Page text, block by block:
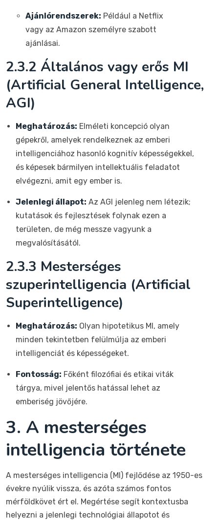
Ajánlórendszerek: Például a Netflix
vagy az Amazon személyre szabott
ajánlásai.
2.3.2 Általános vagy erős MI
(Artificial General Intelligence,
AGI)
Meghatározás: Elméleti koncepció olyan
gépekről, amelyek rendelkeznek az emberi
intelligenciához hasonló kognitív képességekkel,
és képesek bármilyen intellektuális feladatot
elvégezni, amit egy ember is.
Jelenlegi állapot: Az AGI jelenleg nem létezik;
kutatások és fejlesztések folynak ezen a
területen, de még messze vagyunk a
megvalósításától.
2.3.3 Mesterséges
szuperintelligencia (Artificial
Superintelligence)
Meghatározás: Olyan hipotetikus MI, amely
minden tekintetben felülmúlja az emberi
intelligenciát és képességeket.
Fontosság: Főként filozófiai és etikai viták
tárgya, mivel jelentős hatással lehet az
emberiség jövőjére.
3. A mesterséges
intelligencia története
A mesterséges intelligencia (MI) fejlődése az 1950-es
évekre nyúlik vissza, és azóta számos fontos
mérföldkövet ért el. Megértése segít kontextusba
helyezni a jelenlegi technológiai állapotot és